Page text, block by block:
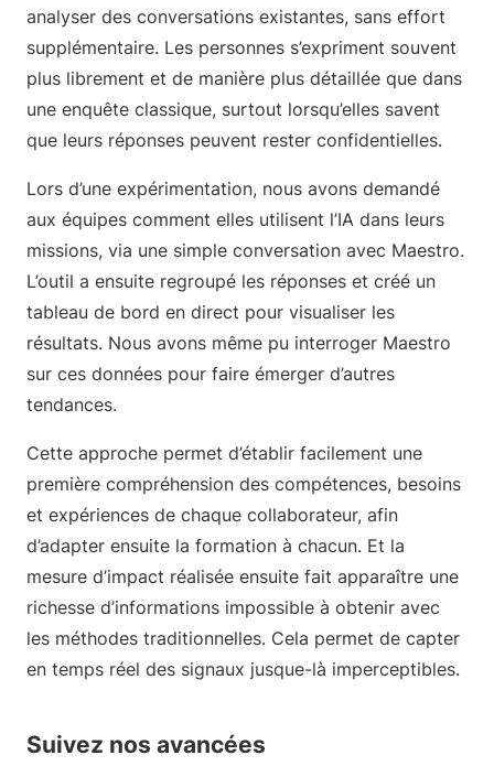
analyser des conversations existantes, sans effort
supplémentaire. Les personnes s’expriment souvent
plus librement et de manière plus détaillée que dans
une enquête classique, surtout lorsqu’elles savent
que leurs réponses peuvent rester confidentielles.
Lors d’une expérimentation, nous avons demandé
aux équipes comment elles utilisent l’IA dans leurs
missions, via une simple conversation avec Maestro.
L’outil a ensuite regroupé les réponses et créé un
tableau de bord en direct pour visualiser les
résultats. Nous avons même pu interroger Maestro
sur ces données pour faire émerger d’autres
tendances.
Cette approche permet d’établir facilement une
première compréhension des compétences, besoins
et expériences de chaque collaborateur, afin
d’adapter ensuite la formation à chacun. Et la
mesure d’impact réalisée ensuite fait apparaître une
richesse d’informations impossible à obtenir avec
les méthodes traditionnelles. Cela permet de capter
en temps réel des signaux jusque-là imperceptibles.
Suivez nos avancées